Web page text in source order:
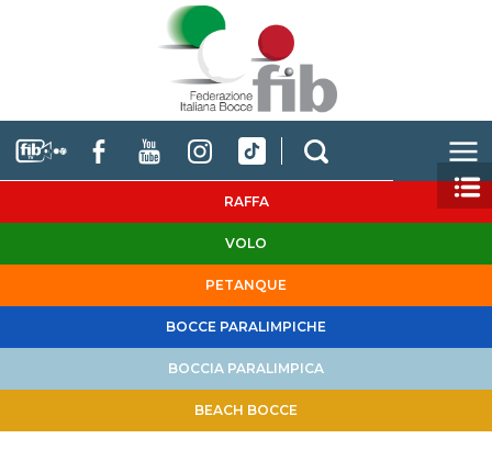
RAFFA
VOLO
PETANQUE
BOCCE PARALIMPICHE
BOCCIA PARALIMPICA
BEACH BOCCE